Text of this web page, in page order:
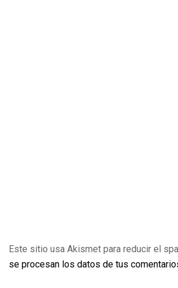
Este sitio usa Akismet para reducir el
se procesan los datos de tus